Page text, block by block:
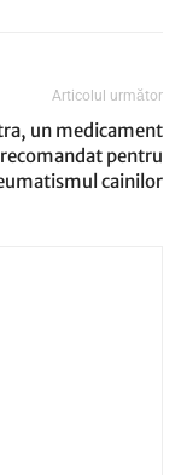
Articolul următor
un medicament
pentru
cainilor